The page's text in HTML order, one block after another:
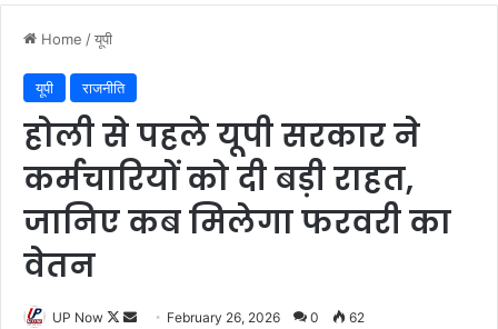
Home /यूपी
यूपी राजनीति
होली से पहले यूपी सरकार ने
कर्मचारियों को दी बड़ी राहत,
जानिए कब मिलेगा फरवरी का
वेतन
UP Now
Follow
Send February 26, 2026 0 62